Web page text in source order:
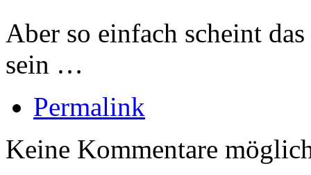
Aber so einfach scheint
sein …
Permalink
Keine Kommentare